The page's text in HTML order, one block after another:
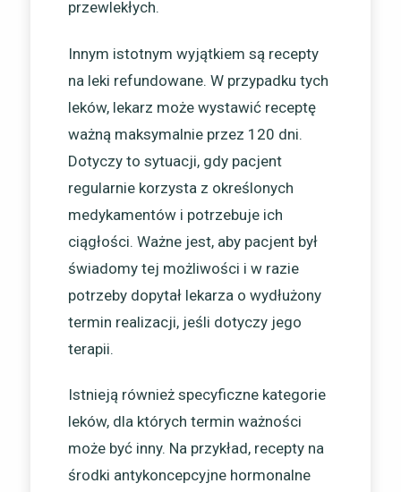
przewlekłych.
Innym istotnym wyjątkiem są recepty
na leki refundowane. W przypadku tych
leków, lekarz może wystawić receptę
ważną maksymalnie przez 120 dni.
Dotyczy to sytuacji, gdy pacjent
regularnie korzysta z określonych
medykamentów i potrzebuje ich
ciągłości. Ważne jest, aby pacjent był
świadomy tej możliwości i w razie
potrzeby dopytał lekarza o wydłużony
termin realizacji, jeśli dotyczy jego
terapii.
Istnieją również specyficzne kategorie
leków, dla których termin ważności
może być inny. Na przykład, recepty na
środki antykoncepcyjne hormonalne